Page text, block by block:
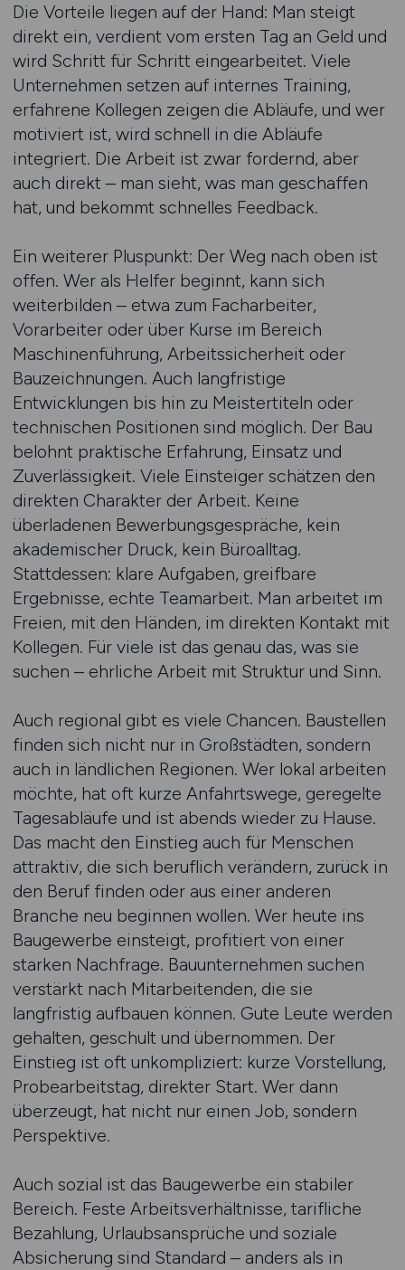
Die Vorteile liegen auf der Hand: Man steigt
direkt ein, verdient vom ersten Tag an Geld und
wird Schritt für Schritt eingearbeitet. Viele
Unternehmen setzen auf internes Training,
erfahrene Kollegen zeigen die Abläufe, und wer
motiviert ist, wird schnell in die Abläufe
integriert. Die Arbeit ist zwar fordernd, aber
auch direkt – man sieht, was man geschaffen
hat, und bekommt schnelles Feedback.
Ein weiterer Pluspunkt: Der Weg nach oben ist
offen. Wer als Helfer beginnt, kann sich
weiterbilden – etwa zum Facharbeiter,
Vorarbeiter oder über Kurse im Bereich
Maschinenführung, Arbeitssicherheit oder
Bauzeichnungen. Auch langfristige
Entwicklungen bis hin zu Meistertiteln oder
technischen Positionen sind möglich. Der Bau
belohnt praktische Erfahrung, Einsatz und
Zuverlässigkeit. Viele Einsteiger schätzen den
direkten Charakter der Arbeit. Keine
überladenen Bewerbungsgespräche, kein
akademischer Druck, kein Büroalltag.
Stattdessen: klare Aufgaben, greifbare
Ergebnisse, echte Teamarbeit. Man arbeitet im
Freien, mit den Händen, im direkten Kontakt mit
Kollegen. Für viele ist das genau das, was sie
suchen – ehrliche Arbeit mit Struktur und Sinn.
Auch regional gibt es viele Chancen. Baustellen
finden sich nicht nur in Großstädten, sondern
auch in ländlichen Regionen. Wer lokal arbeiten
möchte, hat oft kurze Anfahrtswege, geregelte
Tagesabläufe und ist abends wieder zu Hause.
Das macht den Einstieg auch für Menschen
attraktiv, die sich beruflich verändern, zurück in
den Beruf finden oder aus einer anderen
Branche neu beginnen wollen. Wer heute ins
Baugewerbe einsteigt, profitiert von einer
starken Nachfrage. Bauunternehmen suchen
verstärkt nach Mitarbeitenden, die sie
langfristig aufbauen können. Gute Leute werden
gehalten, geschult und übernommen. Der
Einstieg ist oft unkompliziert: kurze Vorstellung,
Probearbeitstag, direkter Start. Wer dann
überzeugt, hat nicht nur einen Job, sondern
Perspektive.
Auch sozial ist das Baugewerbe ein stabiler
Bereich. Feste Arbeitsverhältnisse, tarifliche
Bezahlung, Urlaubsansprüche und soziale
Absicherung sind Standard – anders als in